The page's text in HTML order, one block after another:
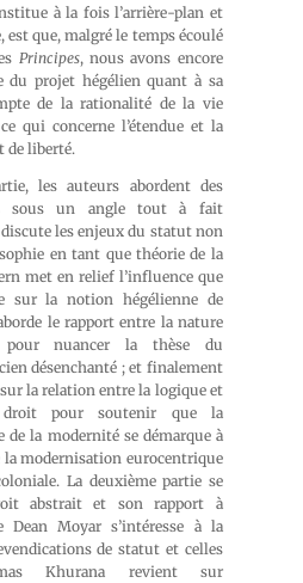
à la fois l’arrière-plan et
que, malgré le temps écoulé
Principes, nous avons encore
du projet hégélien quant à sa
de la rationalité de la vie
qui concerne l’étendue et la
de liberté.
les auteurs abordent des
sous un angle tout à fait
les enjeux du statut non
en tant que théorie de la
met en relief l’influence que
sur la notion hégélienne de
le rapport entre la nature
nuancer la thèse du
désenchanté ; et finalement
la relation entre la logique et
pour soutenir que la
de la modernité se démarque à
la modernisation eurocentrique
La deuxième partie se
abstrait et son rapport à
Dean Moyar s’intéresse à la
de statut et celles
Khurana revient sur